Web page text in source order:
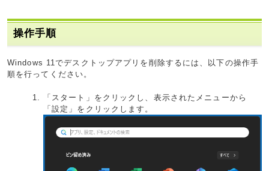
操作手順
Windows 11でデスクトップアプリを削除するには、以下の操作手
順を行ってください。
「スタート」をクリックし、表示されたメニューから
「設定」をクリックします。